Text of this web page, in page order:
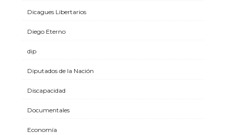
Dicagues Libertarios
Diego Eterno
dip
Diputados de la Nación
Discapacidad
Documentales
Economía